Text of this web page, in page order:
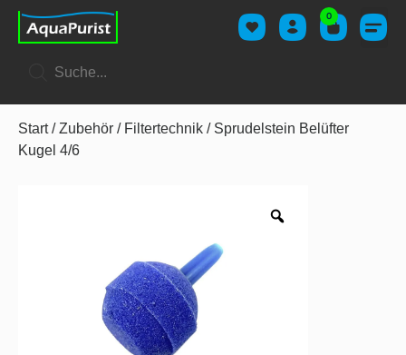
0
Start/Zubehör / Filtertechnik / Sprudelstein Belüfter
Kugel 4/6